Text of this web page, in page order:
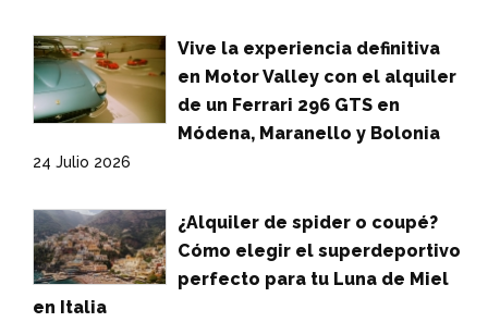
Vive la experiencia definitiva
en Motor Valley con el alquiler
de un Ferrari 296 GTS en
Módena, Maranello y Bolonia
24 Julio 2026
¿Alquiler de spider o coupé?
Cómo elegir el superdeportivo
perfecto para tu Luna de Miel
en Italia